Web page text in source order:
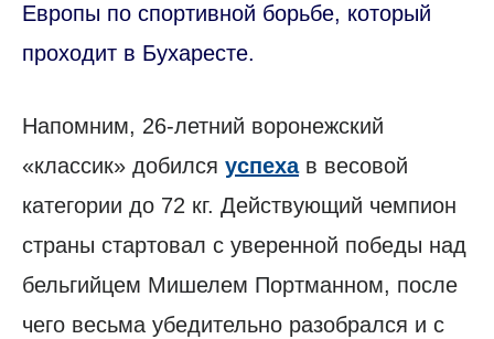
Европы по спортивной борьбе, который
проходит в Бухаресте.
Напомним, 26-летний воронежский
«классик» добился успехав весовой
категории до 72 кг. Действующий чемпион
страны стартовал с уверенной победы над
бельгийцем Мишелем Портманном, после
чего весьма убедительно разобрался и с